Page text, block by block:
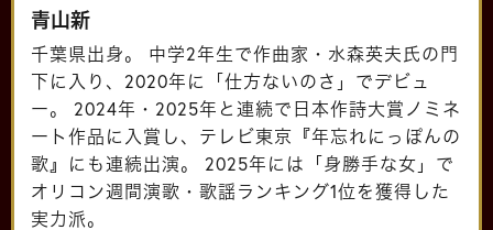
青山新
千葉県出身。 中学2年生で作曲家・水森英夫氏の門
下に入り、2020年に「仕方ないのさ」でデビュ
ー。 2024年・2025年と連続で日本作詩大賞ノミネ
ート作品に入賞し、テレビ東京『年忘れにっぽんの
歌』にも連続出演。 2025年には「身勝手な女」で
オリコン週間演歌・歌謡ランキング1位を獲得した
実力派。